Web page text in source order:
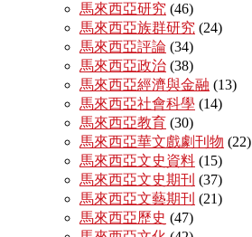
馬來西亞研究 (46)
馬來西亞族群研究 (24)
馬來西亞評論 (34)
馬來西亞政治 (38)
馬來西亞經濟與金融 (13)
馬來西亞社會科學 (14)
馬來西亞教育 (30)
馬來西亞華文戲劇刊物 (22)
馬來西亞文史資料 (15)
馬來西亞文史期刊 (37)
馬來西亞文藝期刊 (21)
馬來西亞歷史 (47)